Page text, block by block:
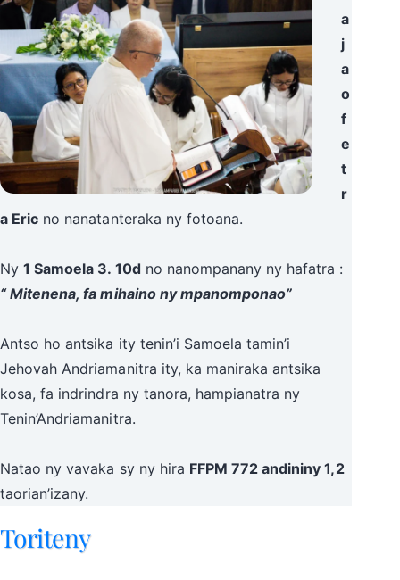
a
j
a
o
f
e
t
r
a Eric no nanatanteraka ny fotoana.
Ny1 Samoela 3. 10dno nanompanany ny hafatra :
“ Mitenena, fa mihaino ny mpanomponao”
Antso ho antsika ity tenin’i Samoela tamin’i
Jehovah Andriamanitra ity, ka maniraka antsika
kosa, fa indrindra ny tanora, hampianatra ny
Tenin’Andriamanitra.
Natao ny vavaka sy ny hira FFPM 772 andininy 1,2
taorian’izany.
Toriteny